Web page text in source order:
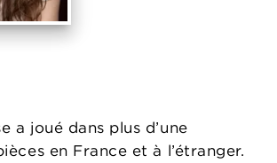
a joué dans plus d’une
en France et à l’étranger.